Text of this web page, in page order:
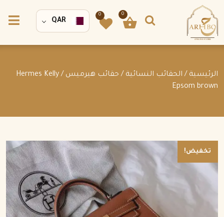
0
0
QAR
الرئيسية / الحقائب النسائية / حقائب هيرميس
/ Hermes Kelly
Epsom brown
تخفيض!